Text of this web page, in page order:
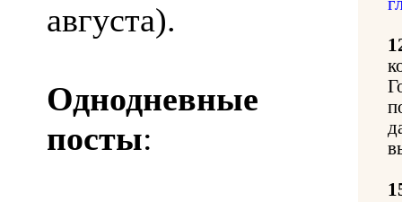
августа).
Однодневные
посты: